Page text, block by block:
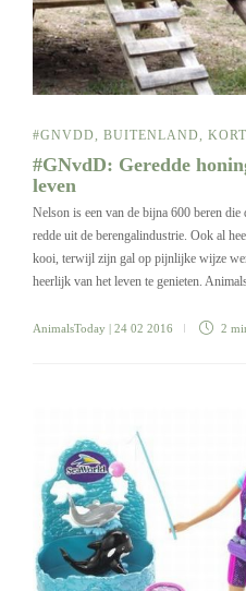
#GNVDD BUITENLAND KORT
#GNvdD: Geredde
leven
Nelson is een van de bijna 600 beren
redde uit de berengalindustrie. Ook al
kooi, terwijl zijn gal op pijnlijke wijze
heerlijk van het leven te genieten.
AnimalsToday | 24 02 2016 2